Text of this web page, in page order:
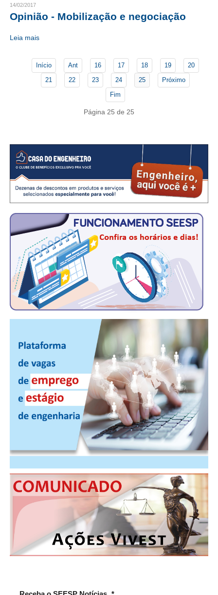
RES 1.002/2002 – CÓDIGO DE ÉTICA
FIQUE POR DENTRO
OPORTUNIDADES
AUTÔNOMOS E SERVIÇOS
NEWSLETTER
CONTATO
CURSOS
ENGENHEIRO EMPREENDEDOR
SEESP EDUCAÇÃO
PLATAFORMAS GRATUITAS
APOSENTADORIA
CONVÊNIOS
PLANO DE SAÚDE
SEESPPREV
CAMPANHAS SALARIAIS
COMUNICAÇÃO
PALAVRA DO MURILO
NOTÍCIAS
CONTEÚDO ESPECIAL
JORNAL DO ENGENHEIRO
14/02/2017
Opinião - Mobilização e negociação
Leia mais
Início Ant 16 17 18 19
20
21
22 23 24 25
Próximo
Fim
Página 25 de 25